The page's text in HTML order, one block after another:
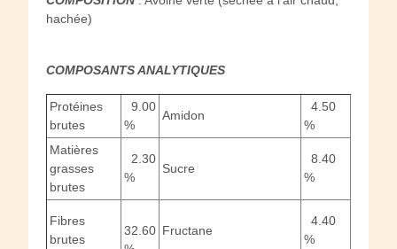
hachée)
COMPOSANTS ANALYTIQUES
Protéines
brutes
9.00
%
Amidon
4.50
%
Matières
grasses
brutes
2.30
%
Sucre
8.40
%
Fibres
brutes
32.60 Fructane
4.40
%